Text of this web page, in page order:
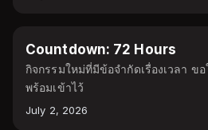
EVENT
Countdown: 72 Hours
กิจกรรมใหม่ที่มีข้อจำกัดเรื่องเวลา ข
พร้อมเข้าไว้
July 2, 2026